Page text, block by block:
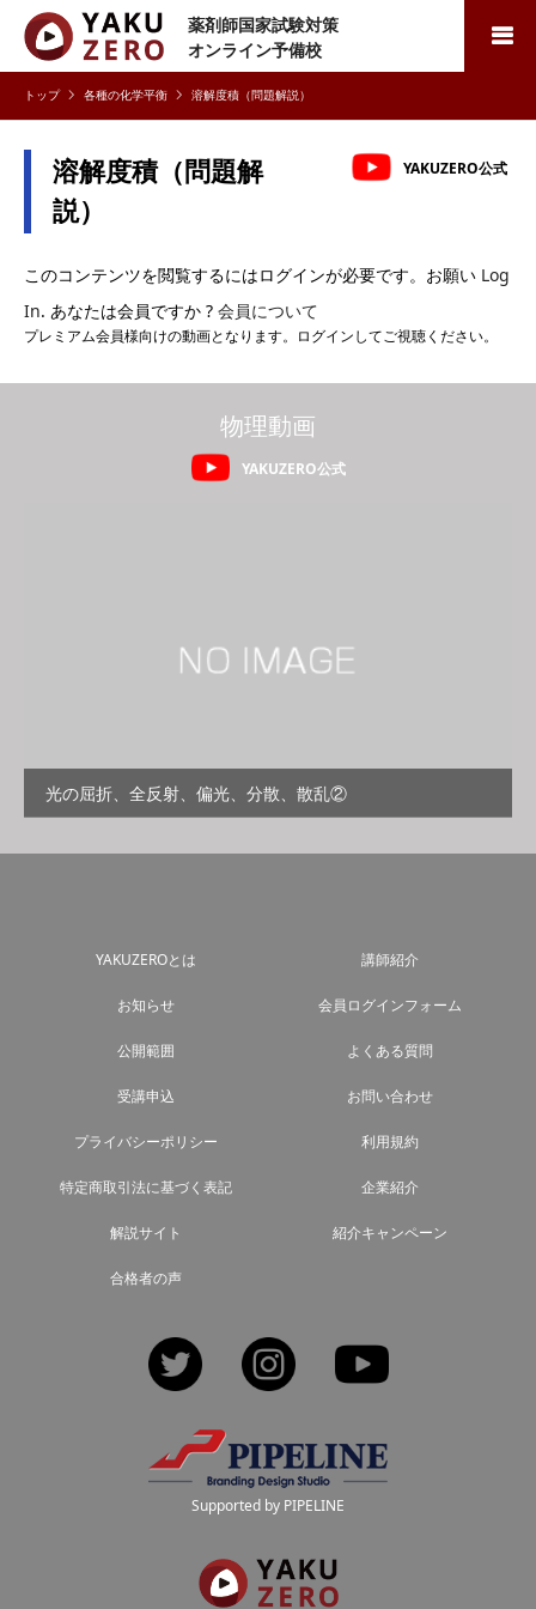
薬剤師国家試験対策
オンライン予備校
検索
各種の化学平衡 溶解度積（問題解説）
溶解度積（問題解
説）
YAKUZERO公式
このコンテンツを閲覧するにはログインが必要です。お願い Log
In. あなたは会員ですか ? 会員について
プレミアム会員様向けの動画となります。ログインしてご視聴ください。
YAKUZERO公式
物理動画
光の屈折、全反射、偏光、分散、散乱②
YAKUZEROとは 講師紹介
お知らせ 会員ログインフォーム
公開範囲 よくある質問
受講申込 お問い合わせ
プライバシーポリシー 利用規約
特定商取引法に基づく表記 企業紹介
解説サイト 紹介キャンペーン
合格者の声
Twitter Instagram
Supported by PIPELINE